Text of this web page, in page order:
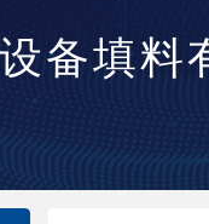
备填料